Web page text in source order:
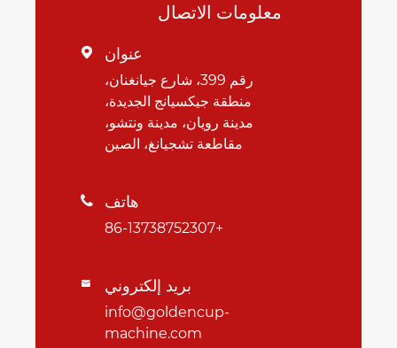
معلومات الاتصال
 عنوان
رقم 399، شارع جيانغنان،
منطقة جيكسيانج الجديدة،
مدينة رويان، مدينة ونتشو،
مقاطعة تشجيانغ، الصين
 هاتف
+86-13738752307
 بريد إلكتروني
info@goldencup-
machine.com